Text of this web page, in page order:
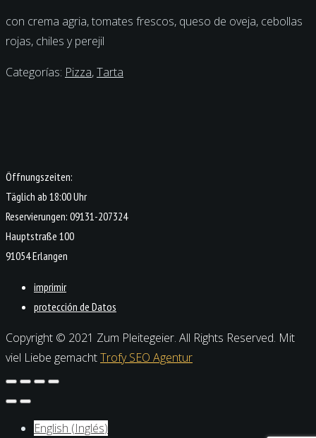
con crema agria, tomates frescos, queso de oveja, cebollas
rojas, chiles y perejil
Categorías: Pizza,Tarta
Öffnungszeiten:
Täglich ab 18:00 Uhr
Reservierungen: 09131-207324
Hauptstraße 100
91054 Erlangen
imprimir
protección de Datos
Copyright © 2021 Zum Pleitegeier. All Rights Reserved. Mit
viel Liebe gemachtTrofy SEO Agentur
English (Inglés)